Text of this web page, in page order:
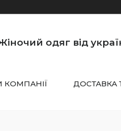
одяг від
КОМПАНІЇ ДОСТАВКА